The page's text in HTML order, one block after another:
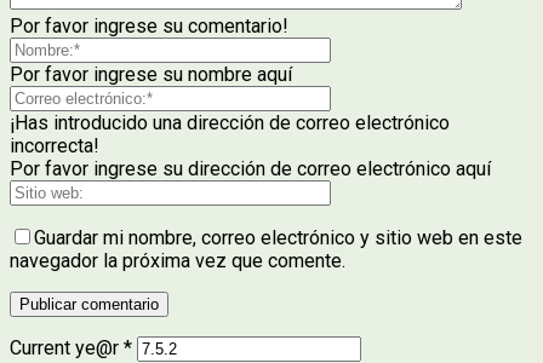
Por favor ingrese su comentario!
Por favor ingrese su nombre aquí
¡Has introducido una dirección de correo electrónico
incorrecta!
Por favor ingrese su dirección de correo electrónico aquí
Guardar mi nombre, correo electrónico y sitio web en este
navegador la próxima vez que comente.
Current ye@r *